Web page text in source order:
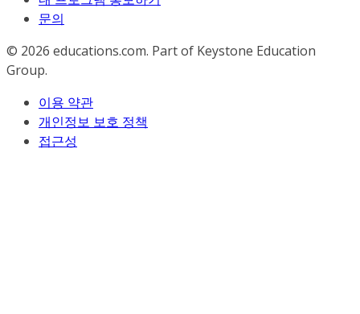
문의
© 2026 educations.com. Part of Keystone Education
Group.
이용 약관
개인정보 보호 정책
접근성